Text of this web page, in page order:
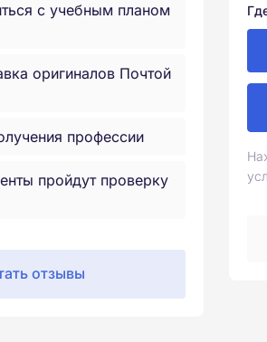
с учебным планом
оригиналов Почтой
профессии
пройдут проверку
отзывы